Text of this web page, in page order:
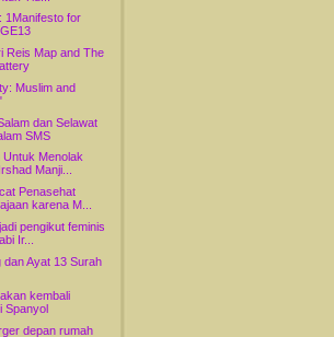
1Manifesto for
Reis Map and The
Muslim and
dan Selawat
SMS
Menolak
Manji...
Penasehat
karena M...
pengikut feminis
Ir...
dan Ayat 13 Surah
kembali
Spanyol
depan rumah